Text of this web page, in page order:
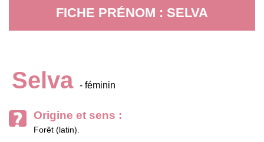
FICHE PRÉNOM : SELVA
Selva - féminin
Origine et sens :
Forêt (latin).